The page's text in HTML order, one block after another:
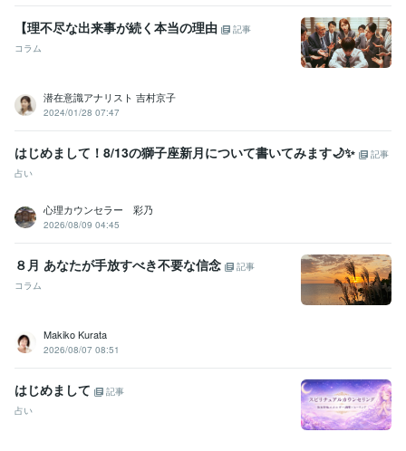
T大学 1997年3月 ~ 2001年2月
【理不尽な出来事が続く本当の理由
記事
コラム
潜在意識アナリスト 吉村京子
2024/01/28 07:47
はじめまして！8/13の獅子座新月について書いてみます🌙✨
記事
占い
心理カウンセラー 彩乃
2026/08/09 04:45
８月 あなたが手放すべき不要な信念
記事
コラム
Makiko Kurata
2026/08/07 08:51
はじめまして
記事
占い